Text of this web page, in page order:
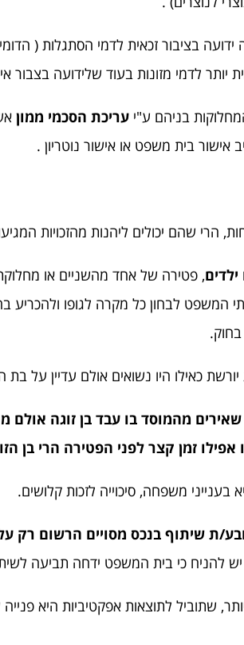
בציבור זכאית לדמי הסתגלות (
יותר לדמי מזונות בעוד שלידועה
בניהם ע"יעריכת הסכמי ממון
אישור בית משפט או אישור נוטריון .
שהם יכולים ליהנות מהזכויות
, פטירה של אחד מהשניים או מחלוקת
המשפט לבחון כל מקרה לגופו ולהכריע
בחוק.
כאילו היו נשואים אולם עדיין על בת
מהמוסד בו עבד בן זוגה
אפילו זמן קצר לפני הפטירה הרי
בענייני משפחה, סיכוייה לזכות קלושים.
ת שיתוף בנכס מסויים הרשום רק
יש להניח כי בית המשפט ידחה תביעה
שתוביל לתוצאות אפקטיביות היא